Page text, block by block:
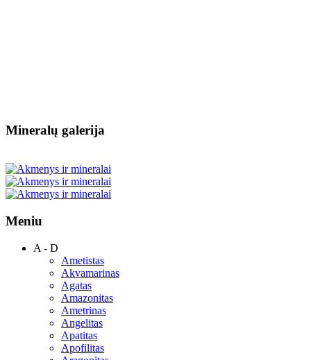
Mineralų galerija
Meniu
A - D
Ametistas
Akvamarinas
Agatas
Amazonitas
Ametrinas
Angelitas
Apatitas
Apofilitas